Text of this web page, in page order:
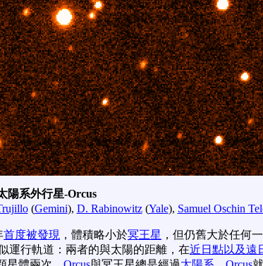
陽系外行星-Orcus
(Gemini), D. Rabinowitz(Yale), Samuel Oschin
首度被發現 ，體積略小於冥王星 ，但仍舊大於任何
運行軌道：兩者的與太陽的距離，在近日點以及遠